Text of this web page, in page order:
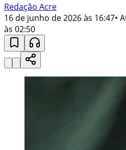
Redação Acre
16 de junho de 2026 às 16:47•
às 02:50